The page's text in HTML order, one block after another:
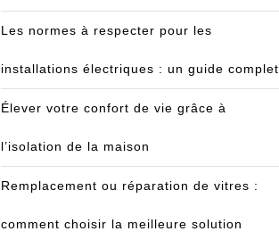
Les normes à respecter pour les
installations électriques : un guide complet
Élever votre confort de vie grâce à
l’isolation de la maison
Remplacement ou réparation de vitres :
comment choisir la meilleure solution